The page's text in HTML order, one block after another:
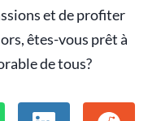
et de profiter
êtes-vous prêt à
de tous?